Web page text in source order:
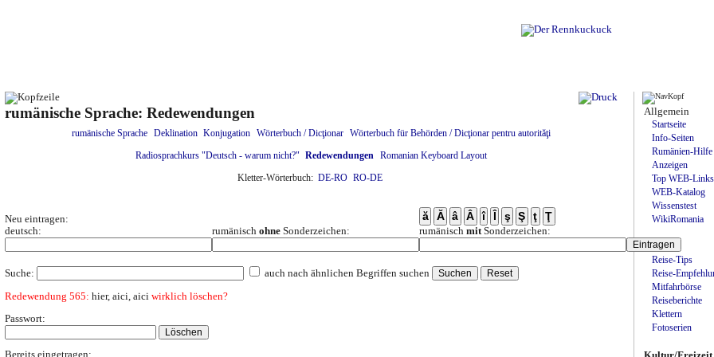
Allgemein
Startseite
Info-Seiten
Rumänien-Hilfe
Anzeigen
Top WEB-Links
WEB-Katalog
Wissenstest
WikiRomania
Reisen
Reise-Tips
Reise-
Mitfahrbörse
Reiseberichte
Klettern
Fotoserien
rumänische Sprache: Redewendungen
rumänische Sprache Deklination Konjugation Wörterbuch / Dicţionar Wörterbuch für Behörden / Dicţionar pentru autorităţi
Radiosprachkurs "Deutsch - warum nicht?" Redewendungen Romanian Keyboard Layout
Kletter-Wörterbuch: DE-RO RO-DE
Neu eintragen:
deutsch:
rumänischohne Sonderzeichen: rumänischmitSonderzeichen:
Suche: auch nach ähnlichen Begriffen suchen
Redewendung 565: hier, aici, aiciwirklich löschen?
Passwort: